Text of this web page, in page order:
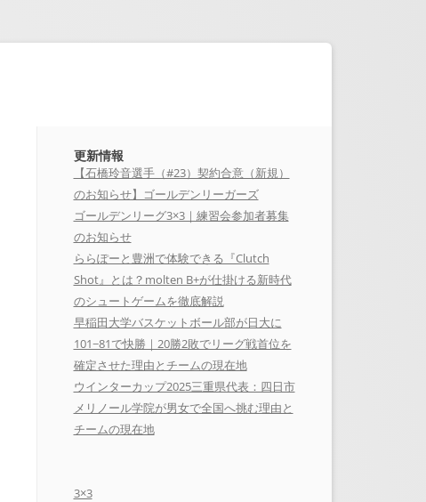
更新情報
【石橋玲音選手（#23）契約合意（新規）
のお知らせ】ゴールデンリーガーズ
ゴールデンリーグ3×3｜練習会参加者募集
のお知らせ
ららぽーと豊洲で体験できる『Clutch
Shot』とは？molten B+が仕掛ける新時代
のシュートゲームを徹底解説
早稲田大学バスケットボール部が日大に
101−81で快勝｜20勝2敗でリーグ戦首位を
確定させた理由とチームの現在地
ウインターカップ2025三重県代表：四日市
メリノール学院が男女で全国へ挑む理由と
チームの現在地
3×3